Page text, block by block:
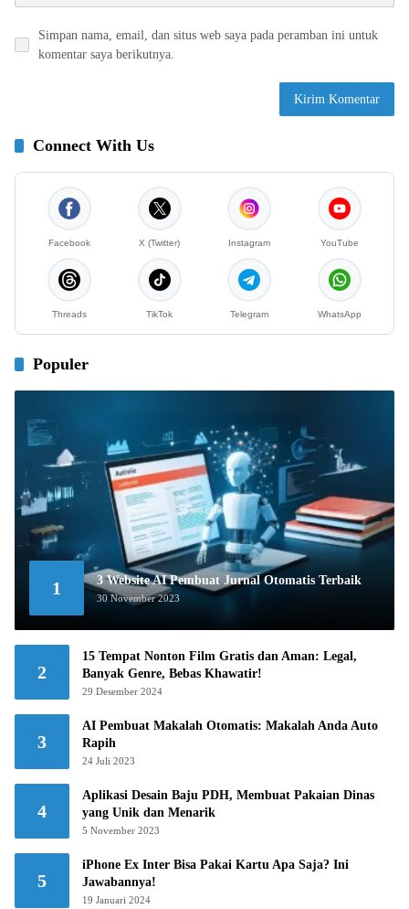
Simpan nama, email, dan situs web saya pada peramban ini untuk
komentar saya berikutnya.
Connect With Us
Facebook X (Twitter) Instagram YouTube
Threads TikTok Telegram WhatsApp
Populer
1 3 Website AI Pembuat Jurnal Otomatis Terbaik
30 November 2023
2
15 Tempat Nonton Film Gratis dan Aman: Legal,
Banyak Genre, Bebas Khawatir!
29 Desember 2024
3
AI Pembuat Makalah Otomatis: Makalah Anda Auto
Rapih
24 Juli 2023
4
Aplikasi Desain Baju PDH, Membuat Pakaian Dinas
yang Unik dan Menarik
5 November 2023
5
iPhone Ex Inter Bisa Pakai Kartu Apa Saja? Ini
Jawabannya!
19 Januari 2024